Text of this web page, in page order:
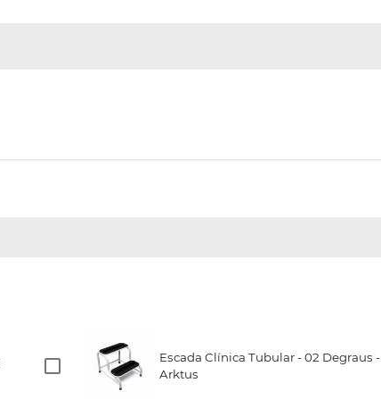
Escada Clínica Tubular - 02 Degraus -
Arktus